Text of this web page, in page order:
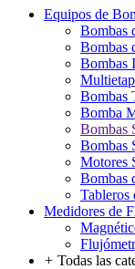
Equipos de
Bombas
Bombas
Bombas
Bombas
Bomba
Bombas
Bombas
Motores
Bombas
Tableros
Medidores de
+ Todas las